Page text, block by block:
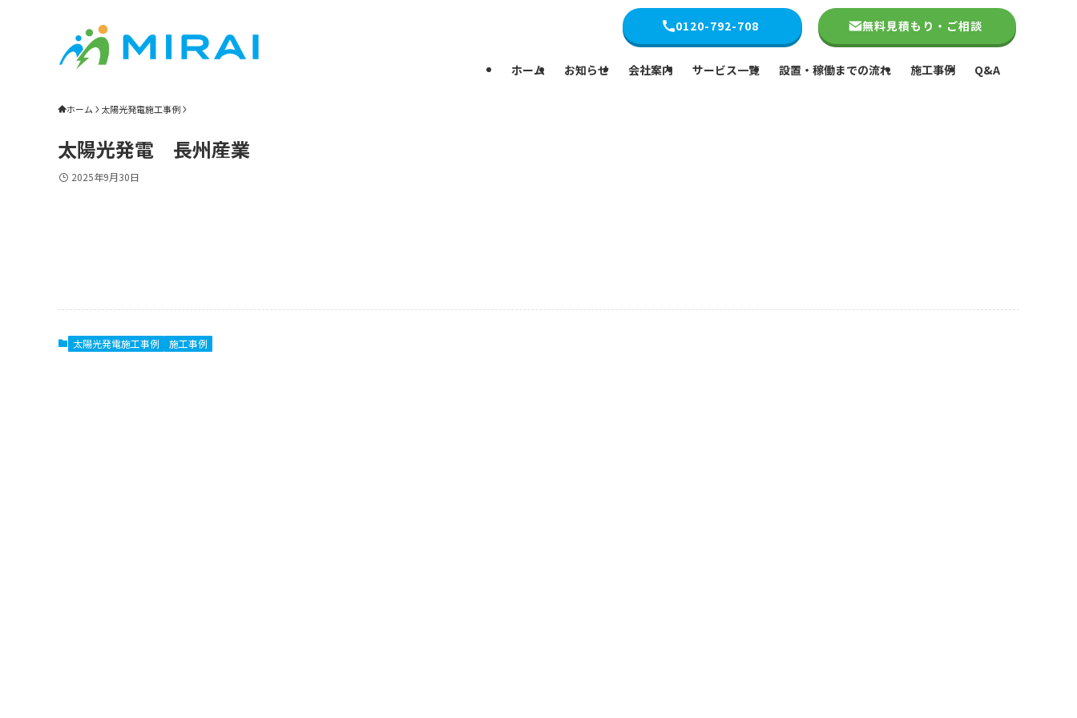
ホーム お知らせ 会社案内 サービス一覧 設置・稼働までの流れ 施工事例 Q&A
0120-792-708 無料見積もり・ご相談
ホーム 太陽光発電施工事例
太陽光発電 長州産業
2025年9月30日
太陽光発電施工事例 施工事例